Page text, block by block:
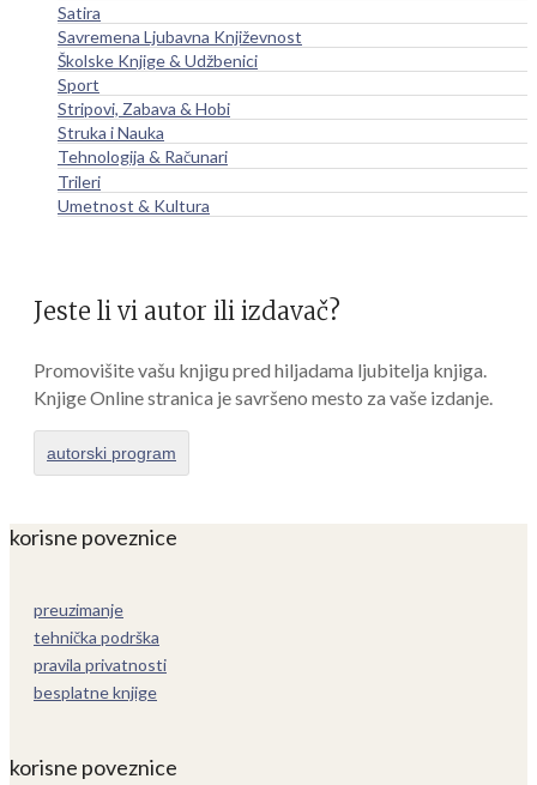
Satira
Savremena Ljubavna Književnost
Školske Knjige & Udžbenici
Sport
Stripovi, Zabava & Hobi
Struka i Nauka
Tehnologija & Računari
Trileri
Umetnost & Kultura
Jeste li vi autor ili izdavač?
Promovišite vašu knjigu pred hiljadama ljubitelja knjiga.
Knjige Online stranica je savršeno mesto za vaše izdanje.
autorski program
korisne poveznice
preuzimanje
tehnička podrška
pravila privatnosti
besplatne knjige
korisne poveznice